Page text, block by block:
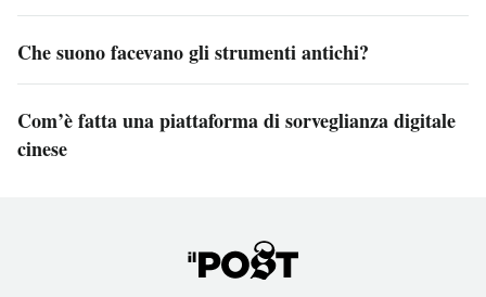
Che suono facevano gli strumenti antichi?
Com’è fatta una piattaforma di sorveglianza digitale
cinese